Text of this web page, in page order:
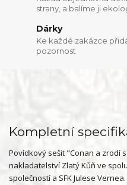
strany, a balíme ji
Dárky
Ke každé zakázce
pozornost
Kompletní
Povídkový sešit "Conan a zrodí
nakladatelství Zlatý Kůň ve
společností a SFK Julese Vernea.